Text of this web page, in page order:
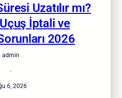
Uzatılır mı?
İptali ve
2026
admin
·
6, 2026